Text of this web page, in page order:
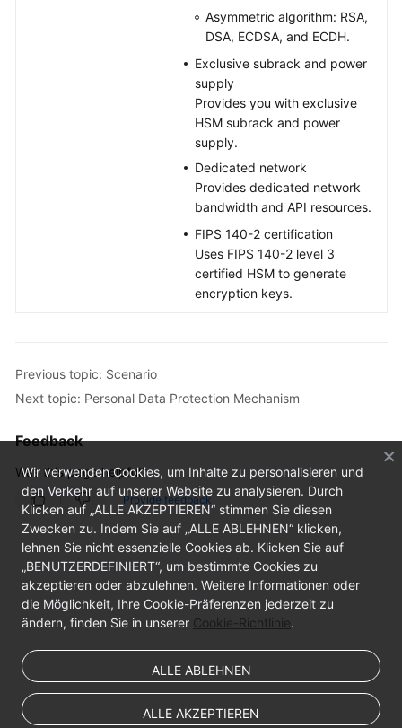
Asymmetric algorithm: RSA,
DSA, ECDSA, and ECDH.
Exclusive subrack and power
supply
Provides you with exclusive
HSM subrack and power
supply.
Dedicated network
Provides dedicated network
bandwidth and API resources.
FIPS 140-2 certification
Uses FIPS 140-2 level 3
certified HSM to generate
encryption keys.
Previous topic: Scenario
Next topic: Personal Data Protection Mechanism
Feedback
Was this page helpful?
Provide feedback
Wir verwenden Cookies, um Inhalte zu personalisieren und
den Verkehr auf unserer Website zu analysieren. Durch
Klicken auf „ALLE AKZEPTIEREN“ stimmen Sie diesen
Zwecken zu. Indem Sie auf „ALLE ABLEHNEN“ klicken,
lehnen Sie nicht essenzielle Cookies ab. Klicken Sie auf
„BENUTZERDEFINIERT“, um bestimmte Cookies zu
akzeptieren oder abzulehnen. Weitere Informationen oder
die Möglichkeit, Ihre Cookie-Präferenzen jederzeit zu
ändern, finden Sie in unserer Cookie-Richtlinie.
ALLE ABLEHNEN
ALLE AKZEPTIEREN